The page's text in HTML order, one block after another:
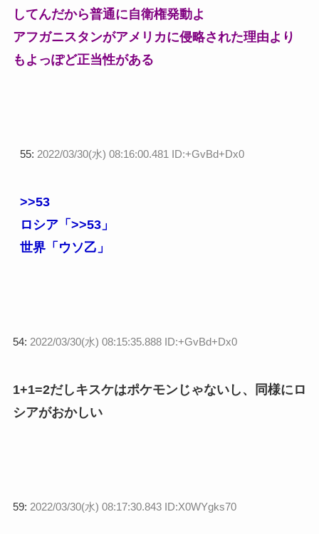
してんだから普通に自衛権発動よ
アフガニスタンがアメリカに侵略された理由より
もよっぽど正当性がある
55: 2022/03/30(水) 08:16:00.481 ID:+GvBd+Dx0
>>53
ロシア「 >>53」
世界「ウソ乙」
54: 2022/03/30(水) 08:15:35.888 ID:+GvBd+Dx0
1+1=2だしキスケはポケモンじゃないし、同様にロ
シアがおかしい
59: 2022/03/30(水) 08:17:30.843 ID:X0WYgks70